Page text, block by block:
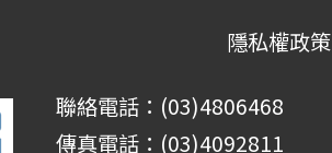
隱私權政策
聯絡電話：(03)4806468
傳真電話：(03)4092811